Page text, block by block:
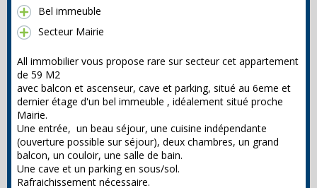
Bel immeuble
Secteur Mairie
All immobilier vous propose rare sur secteur cet appartement
de 59 M2
avec balcon et ascenseur, cave et parking, situé au 6eme et
dernier étage d'un bel immeuble , idéalement situé proche
Mairie.
Une entrée, un beau séjour, une cuisine indépendante
(ouverture possible sur séjour), deux chambres, un grand
balcon, un couloir, une salle de bain.
Une cave et un parking en sous/sol.
Rafraichissement nécessaire.